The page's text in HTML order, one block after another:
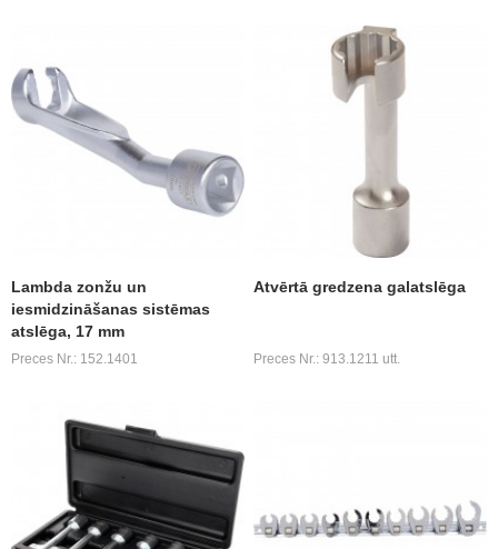
Lambda zonžu un
iesmidzināšanas sistēmas
atslēga, 17 mm
Preces Nr.: 152.1401
Atvērtā gredzena galatslēga
Preces Nr.: 913.1211 utt.